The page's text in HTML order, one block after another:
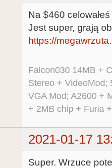
Na $460
Jest super, grają
https://
Falcon030 14MB +
Stereo + VideoMod;
VGA Mod; A2600 +
+ 2MB chip + Furia
2021-01-17
Super. Wrzuce